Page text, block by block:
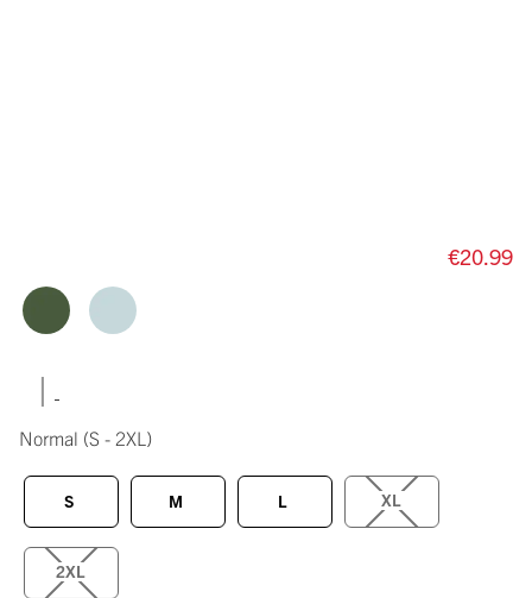
€20.99
|
Normal (S - 2XL)
S M L XL
2XL